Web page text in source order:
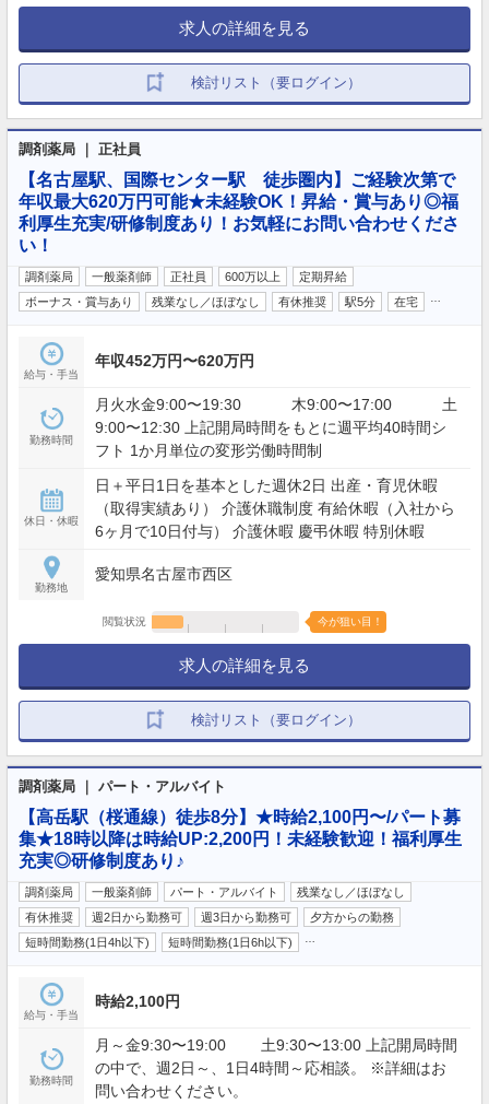
求人の詳細を見る
検討リスト（要ログイン）
調剤薬局 ｜ 正社員
【名古屋駅、国際センター駅 徒歩圏内】ご経験次第で
年収最大620万円可能★未経験OK！昇給・賞与あり◎福
利厚生充実/研修制度あり！お気軽にお問い合わせくださ
い！
調剤薬局 一般薬剤師 正社員 600万以上
定期昇給
ボーナス・賞与あり
残業なし／ほぼなし 有休推奨 駅5分 在宅
給与・手当
年収452万円〜620万円
勤務時間
月火水金9:00〜19:30 木9:00〜17:00 土
9:00〜12:30 上記開局時間をもとに週平均40時間シ
フト 1か月単位の変形労働時間制
休日・休暇
日＋平日1日を基本とした週休2日 出産・育児休暇
（取得実績あり） 介護休職制度 有給休暇（入社から
6ヶ月で10日付与） 介護休暇 慶弔休暇 特別休暇
勤務地
愛知県名古屋市西区
閲覧状況 今が狙い目！
求人の詳細を見る
検討リスト（要ログイン）
調剤薬局 ｜ パート・アルバイト
【高岳駅（桜通線）徒歩8分】★時給2,100円〜/パート募
集★18時以降は時給UP:2,200円！未経験歓迎！福利厚生
充実◎研修制度あり♪
調剤薬局 一般薬剤師 パート・アルバイト
残業なし／ほぼなし
有休推奨
週2日から勤務可 週3日から勤務可
夕方からの勤務
短時間勤務(1日4h以下)
短時間勤務(1日6h以下)
給与・手当
時給2,100円
勤務時間
月～金9:30〜19:00 土9:30〜13:00 上記開局時間
の中で、週2日～、1日4時間～応相談。 ※詳細はお
問い合わせください。